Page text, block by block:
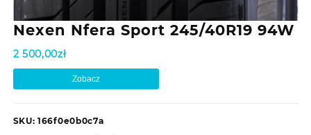
Nexen Nfera Sport 245/40R19 94W
2 500,00zł
Zobacz
SKU: 166f0e0b0c7a